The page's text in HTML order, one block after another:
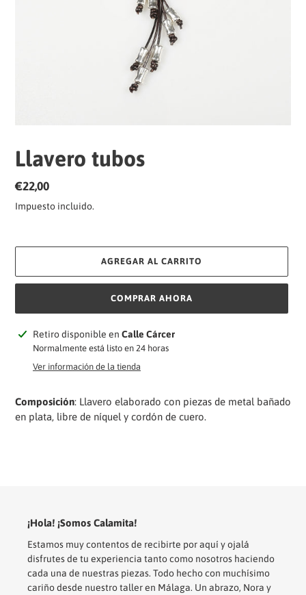
Llavero tubos
Precio
habitual
€22,00
Impuesto incluido.
AGREGAR AL CARRITO
COMPRAR AHORA
Agregando
producto
carrito
Retiro disponible en Calle Cárcer
Normalmente está listo en 24 horas
Ver información de la tienda
Composición: Llavero elaborado con piezas de metal bañado
en plata, libre de níquel y cordón de cuero.
¡Hola! ¡Somos Calamita!
Estamos muy contentos de recibirte por aquí y ojalá
disfrutes de tu experiencia tanto como nosotros haciendo
cada una de nuestras piezas. Todo hecho con muchísimo
cariño desde nuestro taller en Málaga. Un abrazo, Nora y